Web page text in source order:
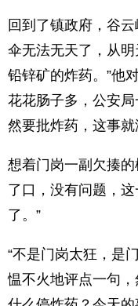
回到了镇政府，谷
伞无法无天了，从
铅锌矿的炸药。”他
花花肠子多，公安
然要批炸药，这事就
想着门岗一副欠揍
了口，没有问题，
了。”
“不是门岗太狂，是
愠不火地评点一句